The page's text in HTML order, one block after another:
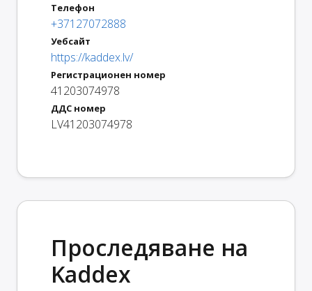
Телефон
+37127072888
Уебсайт
https://kaddex.lv/
Регистрационен номер
41203074978
ДДС номер
LV41203074978
Проследяване на
Kaddex